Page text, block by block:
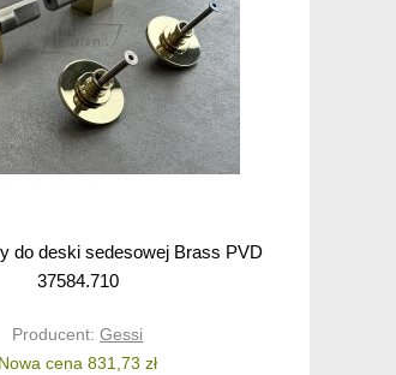
do deski sedesowej Brass PVD
37584.710
Producent:Gessi
Nowa cena 831,73 zł